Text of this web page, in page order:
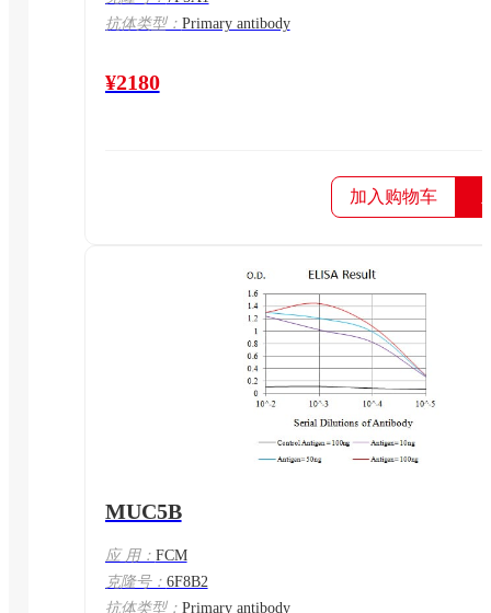
抗体类型： Primary antibody
¥2180
加入购物车
MUC5B
应 用： FCM
克隆号： 6F8B2
抗体类型： Primary antibody